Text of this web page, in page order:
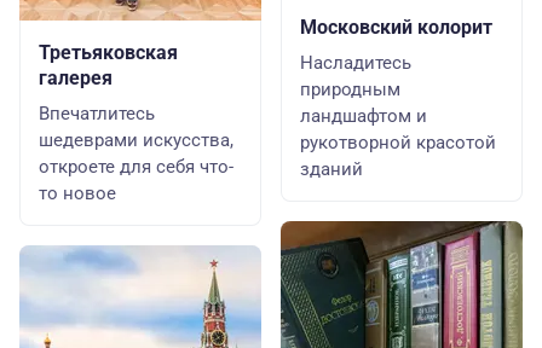
Третьяковская
галерея
Впечатлитесь
шедеврами искусства,
откроете для себя что-
то новое
Московский колорит
Насладитесь
природным
ландшафтом и
рукотворной красотой
зданий